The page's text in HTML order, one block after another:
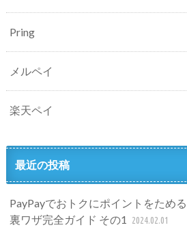
Pring
メルペイ
楽天ペイ
最近の投稿
PayPayでおトクにポイントをため
裏ワザ完全ガイド その1
2024.02.01